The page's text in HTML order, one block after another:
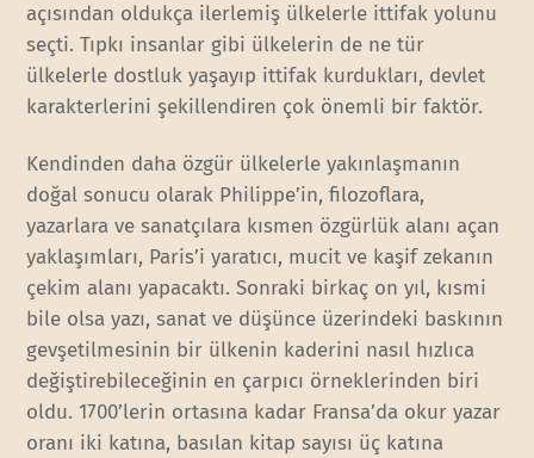
açısından oldukça ilerlemiş ülkelerle ittifak yolunu
seçti. Tıpkı insanlar gibi ülkelerin de ne tür
ülkelerle dostluk yaşayıp ittifak kurdukları, devlet
karakterlerini şekillendiren çok önemli bir faktör.
Kendinden daha özgür ülkelerle yakınlaşmanın
doğal sonucu olarak Philippe’in, filozoflara,
yazarlara ve sanatçılara kısmen özgürlük alanı açan
yaklaşımları, Paris’i yaratıcı, mucit ve kaşif zekanın
çekim alanı yapacaktı. Sonraki birkaç on yıl, kısmi
bile olsa yazı, sanat ve düşünce üzerindeki baskının
gevşetilmesinin bir ülkenin kaderini nasıl hızlıca
değiştirebileceğinin en çarpıcı örneklerinden biri
oldu. 1700’lerin ortasına kadar Fransa’da okur yazar
oranı iki katına, basılan kitap sayısı üç katına